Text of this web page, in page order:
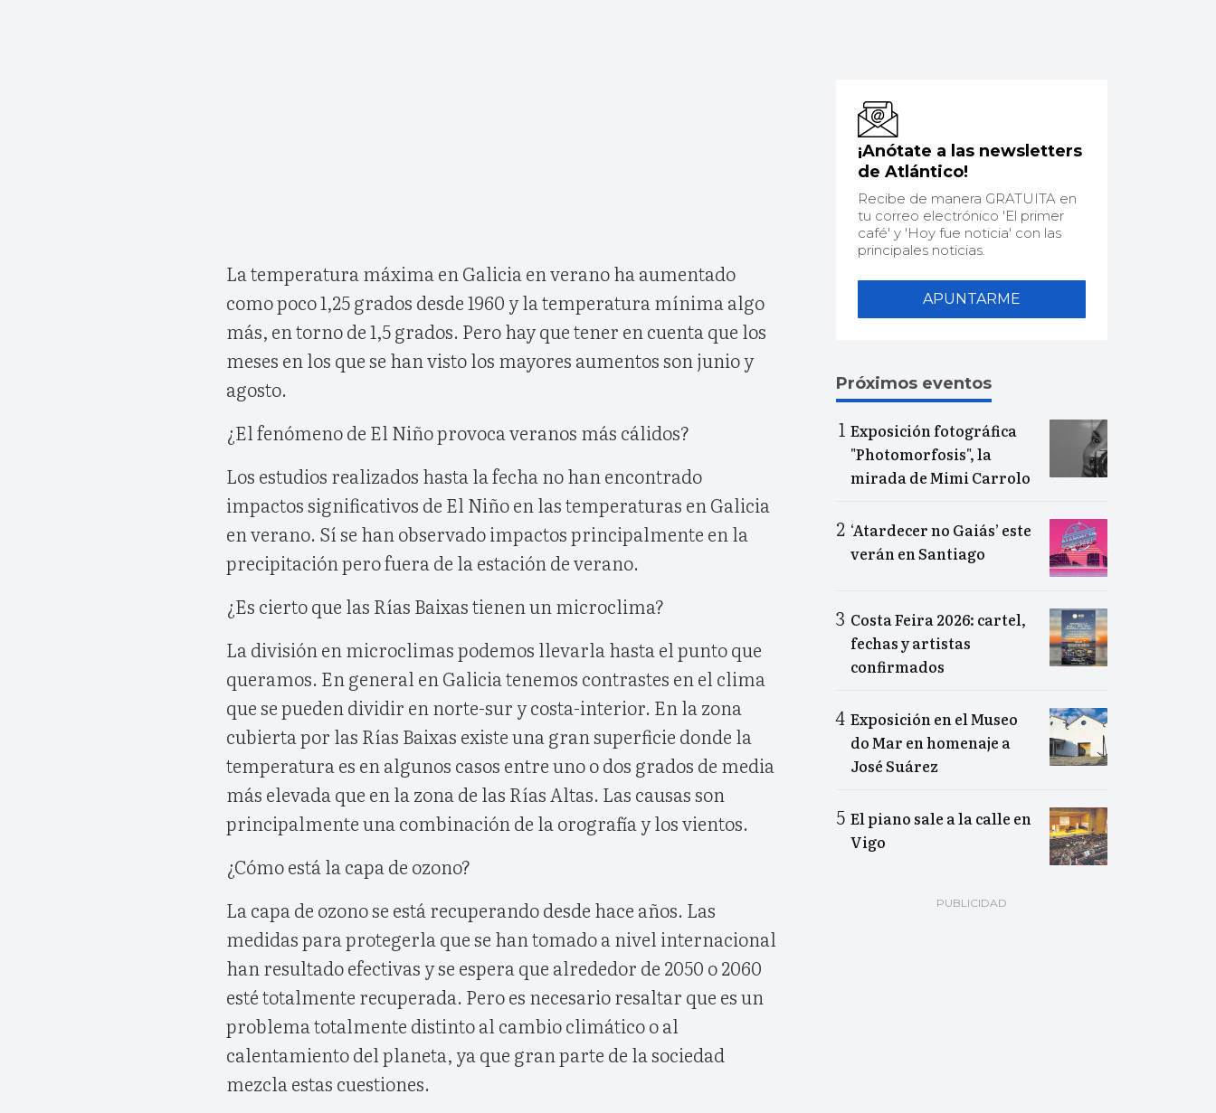
La temperatura máxima en Galicia en verano ha aumentado
como poco 1,25 grados desde 1960 y la temperatura mínima algo
más, en torno de 1,5 grados. Pero hay que tener en cuenta que los
meses en los que se han visto los mayores aumentos son junio y
agosto.
¿El fenómeno de El Niño provoca veranos más cálidos?
Los estudios realizados hasta la fecha no han encontrado
impactos significativos de El Niño en las temperaturas en Galicia
en verano. Sí se han observado impactos principalmente en la
precipitación pero fuera de la estación de verano.
¿Es cierto que las Rías Baixas tienen un microclima?
La división en microclimas podemos llevarla hasta el punto que
queramos. En general en Galicia tenemos contrastes en el clima
que se pueden dividir en norte-sur y costa-interior. En la zona
cubierta por las Rías Baixas existe una gran superficie donde la
temperatura es en algunos casos entre uno o dos grados de media
más elevada que en la zona de las Rías Altas. Las causas son
principalmente una combinación de la orografía y los vientos.
¿Cómo está la capa de ozono?
La capa de ozono se está recuperando desde hace años. Las
medidas para protegerla que se han tomado a nivel internacional
han resultado efectivas y se espera que alrededor de 2050 o 2060
esté totalmente recuperada. Pero es necesario resaltar que es un
problema totalmente distinto al cambio climático o al
calentamiento del planeta, ya que gran parte de la sociedad
mezcla estas cuestiones.
¡Anótate a las newsletters
de Atlántico!
Recibe de manera GRATUITA en
tu correo electrónico 'El primer
café' y 'Hoy fue noticia' con las
principales noticias.
APUNTARME
Próximos eventos
Exposición fotográfica
"Photomorfosis", la
mirada de Mimi Carrolo
‘Atardecer no Gaiás’ este
verán en Santiago
Costa Feira 2026: cartel,
fechas y artistas
confirmados
Exposición en el Museo
do Mar en homenaje a
José Suárez
El piano sale a la calle en
Vigo